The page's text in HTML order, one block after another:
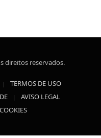
direitos reservados.
TERMOS DE USO
AVISO LEGAL